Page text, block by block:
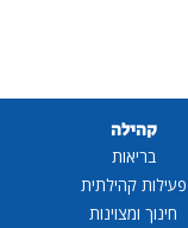
קהילה
בריאות
פעילות קהילתית
חינוך ומצוינות